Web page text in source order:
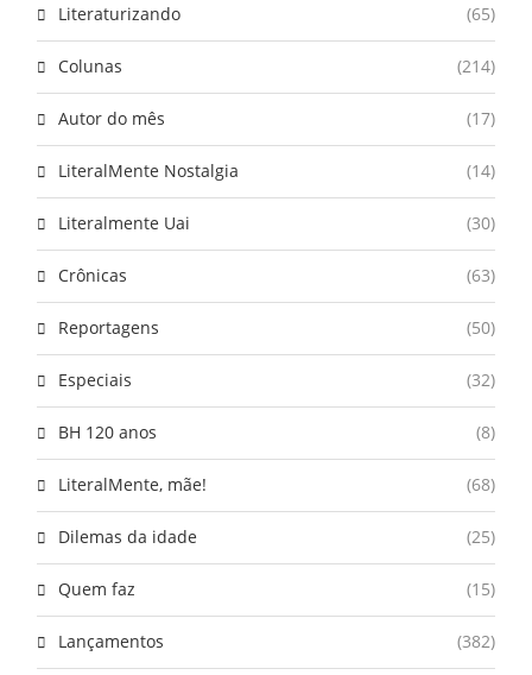
Literaturizando (65)
Colunas (214)
Autor do mês (17)
LiteralMente Nostalgia (14)
Literalmente Uai (30)
Crônicas (63)
Reportagens (50)
Especiais (32)
BH 120 anos (8)
LiteralMente, mãe! (68)
Dilemas da idade (25)
Quem faz (15)
Lançamentos (382)